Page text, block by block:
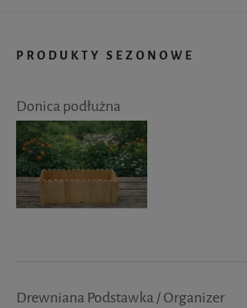
PRODUKTY SEZONOWE
Donica podłużna
Drewniana Podstawka / Organizer